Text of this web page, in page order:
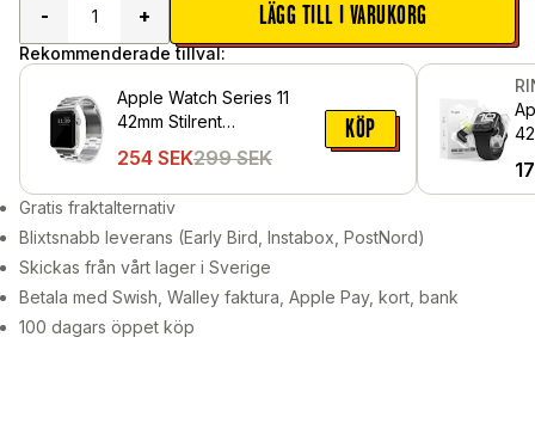
-
+ LÄGG TILL I VARUKORG
Rekommenderade tillval:
Apple Watch Series 11
42mm Stilrent
Silver
254 SEK299 SEK
KÖP
Gratis fraktalternativ
Blixtsnabb leverans (Early Bird, Instabox, PostNord)
Skickas från vårt lager i Sverige
Betala med Swish, Walley faktura, Apple Pay, kort, bank
100 dagars öppet köp